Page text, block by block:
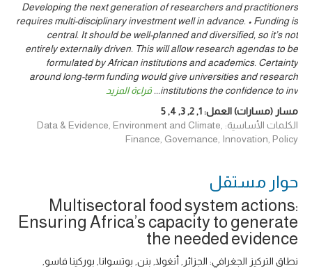
Developing the next generation of researchers and practitioners
requires multi-disciplinary investment well in advance. • Funding is
central. It should be well-planned and diversified, so it’s not
entirely externally driven. This will allow research agendas to be
formulated by African institutions and academics. Certainty
around long-term funding would give universities and research
institutions the confidence to inv
... قراءة المزيد
مسار (مسارات) العمل:1
,
2
,
3
,
4
,
5
الكلمات الأساسية: Data & Evidence, Environment and Climate,
Finance, Governance, Innovation, Policy
حوار ‎مستقل
Multisectoral food system actions:
Ensuring Africa’s capacity to generate
the needed evidence
نطاق التركيز الجغرافي: الجزائر, أنغولا, بنن, بوتسوانا, بوركينا فاسو,